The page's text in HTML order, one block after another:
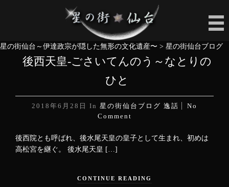
星の街仙台～伊達政宗が隠した無形の文化遺産〜 > 星の街仙台ブログ
後西天皇-ごさいてんのう～なとりの
ひと
2018年6月28日 In 星の街仙台ブログ 逸話
No
Comment
後西院とも呼ばれ、後水尾天皇の皇子として生まれ、初めは
高松宮を継ぐ。 後水尾天皇 […]
CONTINUE READING